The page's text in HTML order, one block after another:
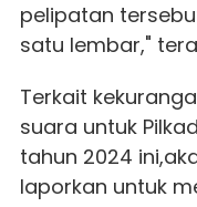
pelipatan
satu lembar,"
Terkait
suara untuk
tahun 2024
laporkan untuk